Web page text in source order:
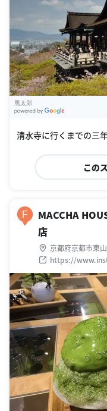
馬太郎
清水寺に行くまでの三
この
F
MACCHA
店
京都府京都市東
https://
2284051/